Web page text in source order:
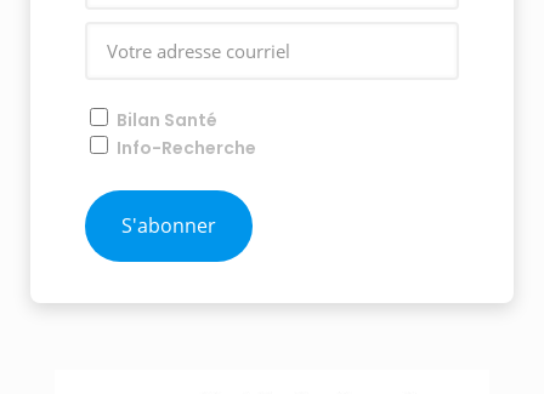
Bilan Santé
Info-Recherche